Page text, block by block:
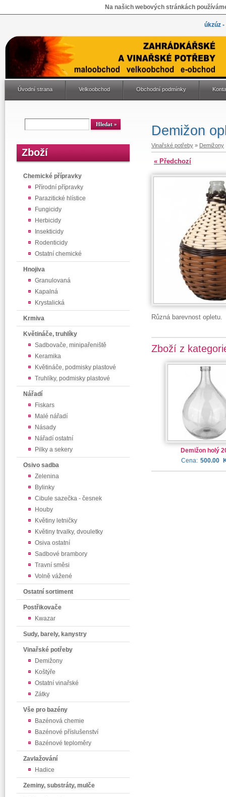
Na našich webových stránkách
úkzúz
Úvodní strana Velkoobchod Obchodní podmínky
Zboží
Chemické přípravky
Přírodní přípravky
Parazitické hlístice
Fungicidy
Herbicidy
Insekticidy
Rodenticidy
Ostatní chemické
Hnojiva
Granulovaná
Kapalná
Krystalická
Krmiva
Květináče, truhlíky
Sadbovače, minipařeniště
Keramika
Květináče, podmisky plastové
Truhlíky, podmisky plastové
Nářadí
Fiskars
Malé nářadí
Násady
Nářadí ostatní
Pilky a sekery
Osivo sadba
Zelenina
Bylinky
Cibule sazečka - česnek
Houby
Květiny letničky
Květiny trvalky, dvouletky
Osiva ostatní
Sadbové brambory
Travní směsi
Volně vážené
Ostatní sortiment
Postřikovače
Kwazar
Sudy, barely, kanystry
Vinařské potřeby
Demižony
Koštýře
Ostatní vinařské
Zátky
Vše pro bazény
Bazénová chemie
Bazénové příslušenství
Bazénové teploměry
Zavlažování
Hadice
Zeminy, substráty, mulče
Demižon
Vinařské potřeby » Demižony
« Předchozí
Různá barevnost opletu.
Zboží z
Demižon holý
Cena: 500.00